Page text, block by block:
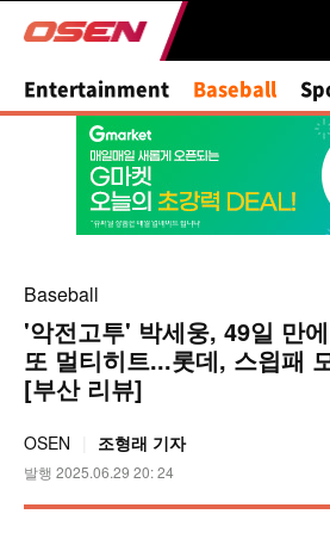
Entertainment Baseball
Baseball
'악전고투' 박세웅, 49일 만
또 멀티히트...롯데, 스읩패
[부산 리뷰]
OSEN 조형래 기자
발행 2025.06.29 20: 24